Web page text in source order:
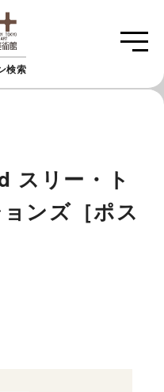
検索
スリー・ト
ンズ［ポス